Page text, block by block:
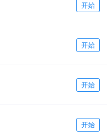
开始
开始
开始
开始